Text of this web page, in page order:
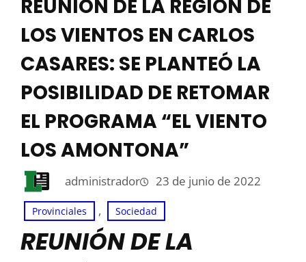
REUNIÓN DE LA REGIÓN DE
LOS VIENTOS EN CARLOS
CASARES: SE PLANTEÓ LA
POSIBILIDAD DE RETOMAR
EL PROGRAMA “EL VIENTO
LOS AMONTONA”
administrador 23 de junio de 2022
Provinciales , Sociedad
REUNIÓN DE LA